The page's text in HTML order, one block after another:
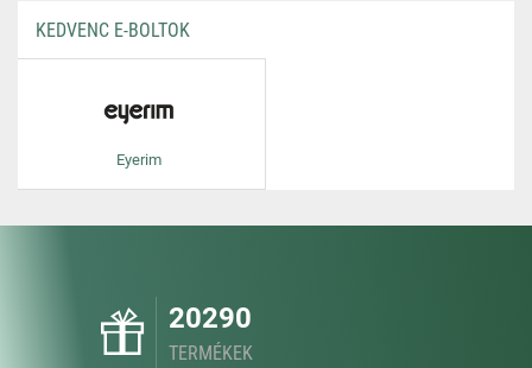
KEDVENC E-BOLTOK
Eyerim
20290
TERMÉKEK